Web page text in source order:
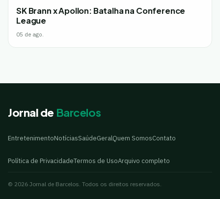
SK Brann x Apollon: Batalha na Conference
League
05 de ago.
Jornal de Barcelos
EntretenimentoNotíciasSaúdeGeralQuem SomosContato
Política de PrivacidadeTermos de UsoArquivo completo
© 2026 Jornal de Barcelos. Todos os direitos reservados.